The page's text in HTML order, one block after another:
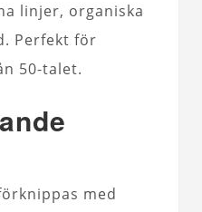
linjer, organiska
Perfekt för
50-talet.
med